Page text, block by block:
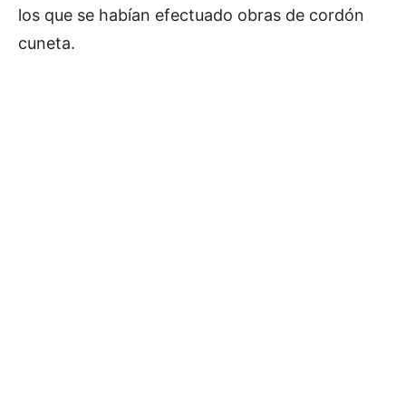
los que se habían efectuado obras de cordón
cuneta.